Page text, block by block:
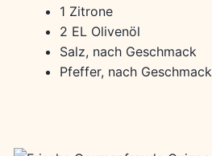
1 Zitrone
2 EL Olivenöl
Salz, nach Geschmack
Pfeffer, nach Geschmack